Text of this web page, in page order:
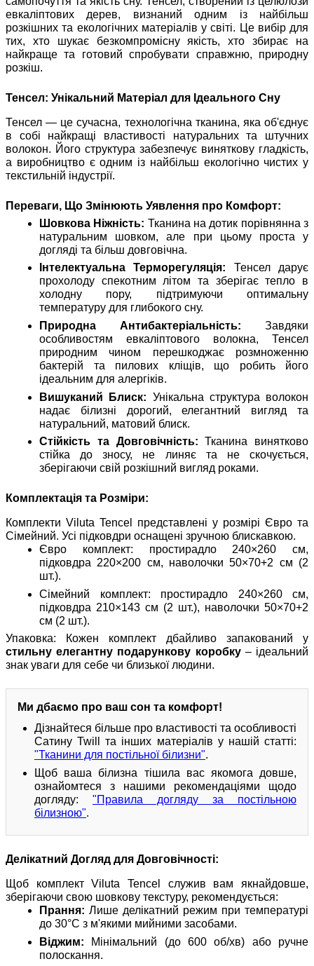
евкаліптових дерев, визнаний одним із найбільш
розкішних та екологічних матеріалів у світі. Це вибір для
тих, хто шукає безкомпромісну якість, хто збирає на
найкраще та готовий спробувати справжню, природну
розкіш.
Тенсел: Унікальний Матеріал для Ідеального Сну
Тенсел — це сучасна, технологічна тканина, яка об'єднує
в собі найкращі властивості натуральних та штучних
волокон. Його структура забезпечує виняткову гладкість,
а виробництво є одним із найбільш екологічно чистих у
текстильній індустрії.
Переваги, Що Змінюють Уявлення про Комфорт:
Шовкова Ніжність: Тканина на дотик порівнянна з
натуральним шовком, але при цьому проста у
догляді та більш довговічна.
Інтелектуальна Терморегуляція: Тенсел дарує
прохолоду спекотним літом та зберігає тепло в
холодну пору, підтримуючи оптимальну
температуру для глибокого сну.
Природна Антибактеріальність: Завдяки
особливостям евкаліптового волокна, Тенсел
природним чином перешкоджає розмноженню
бактерій та пилових кліщів, що робить його
ідеальним для алергіків.
Вишуканий Блиск: Унікальна структура волокон
надає білизні дорогий, елегантний вигляд та
натуральний, матовий блиск.
Стійкість та Довговічність: Тканина винятково
стійка до зносу, не линяє та не скочується,
зберігаючи свій розкішний вигляд роками.
Комплектація та Розміри:
Комплекти Viluta Tencel представлені у розмірі Євро та
Сімейний. Усі підковдри оснащені зручною блискавкою.
Євро комплект: простирадло 240×260 см,
підковдра 220×200 см, наволочки 50×70+2 см (2
шт.).
Сімейний комплект: простирадло 240×260 см,
підковдра 210×143 см (2 шт.), наволочки 50×70+2
см (2 шт.).
Упаковка: Кожен комплект дбайливо запакований у
стильну елегантну подарункову коробку– ідеальний
знак уваги для себе чи близької людини.
Ми дбаємо про ваш сон та комфорт!
Дізнайтеся більше про властивості та особливості
Сатину Twill та інших матеріалів у нашій статті:
"Тканини для постільної білизни".
Щоб ваша білизна тішила вас якомога довше,
ознайомтеся з нашими рекомендаціями щодо
догляду: "Правила догляду за постільною
білизною".
Делікатний Догляд для Довговічності:
Щоб комплект Viluta Tencel служив вам якнайдовше,
зберігаючи свою шовкову текстуру, рекомендується:
Прання: Лише делікатний режим при температурі
до 30°C з м'якими мийними засобами.
Віджим: Мінімальний (до 600 об/хв) або ручне
полоскання.